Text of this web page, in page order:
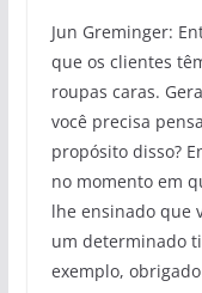
Jun Greminger:
que os clientes
roupas caras.
você precisa
propósito disso?
no momento em
lhe ensinado que
um determinado
exemplo,